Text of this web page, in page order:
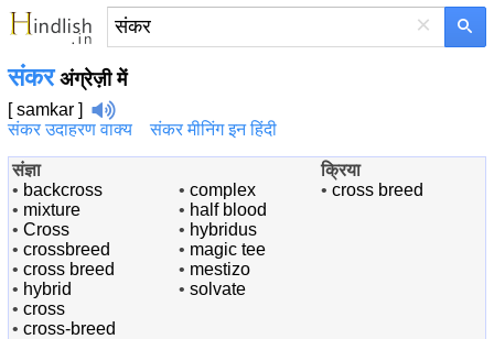
×
संकरअंग्रेज़ी में
[ samkar ]
संकर उदाहरण वाक्य
संकर मीनिंग इन हिंदी
संज्ञा
• backcross
• mixture
• Cross
• crossbreed
• cross breed
• hybrid
• cross
• cross-breed
• complex
• half blood
• hybridus
• magic tee
• mestizo
• solvate
क्रिया
• cross breed